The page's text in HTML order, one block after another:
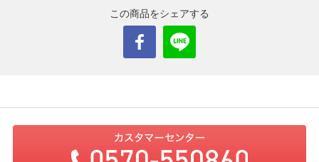
この商品をシェアする